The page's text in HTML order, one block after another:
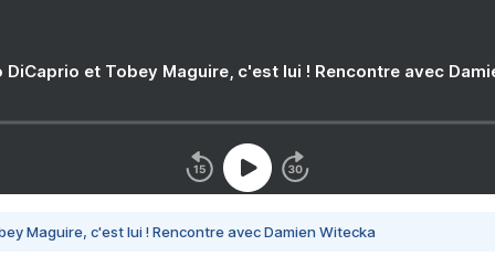
DiCaprio et Tobey Maguire, c'est lui ! Rencontre avec
Maguire, c'est lui ! Rencontre avec Damien Witecka